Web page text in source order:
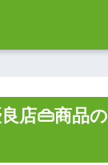
店👜商品